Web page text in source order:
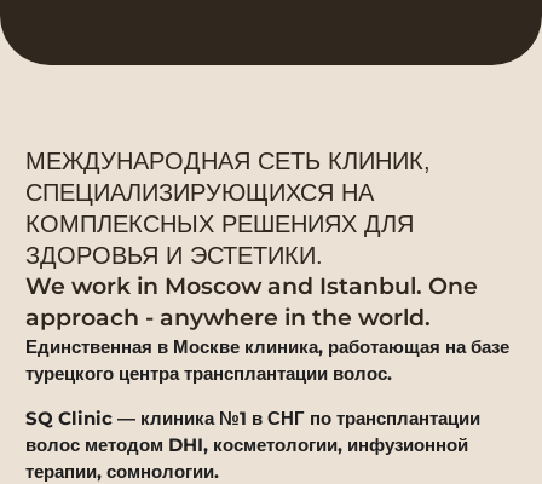
МЕЖДУНАРОДНАЯ СЕТЬ КЛИНИК,
СПЕЦИАЛИЗИРУЮЩИХСЯ НА
КОМПЛЕКСНЫХ РЕШЕНИЯХ ДЛЯ
ЗДОРОВЬЯ И ЭСТЕТИКИ.
We work in Moscow and Istanbul. One
approach - anywhere in the world.
Единственная в Москве клиника, работающая на базе
турецкого центра трансплантации волос.
SQ Clinic — клиника №1 в СНГ по трансплантации
волос методом DHI, косметологии, инфузионной
терапии, сомнологии.